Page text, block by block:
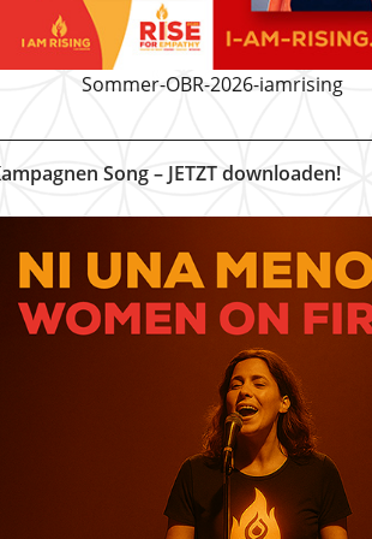
Sommer-OBR-2026-iamrising
Song – JETZT downloaden!